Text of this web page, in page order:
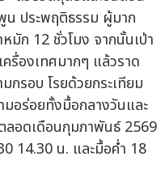
น ประพฤติธรรม ผู้มาก
มัก 12 ชั่วโมง จากนั้นเป่า
รื่องเทศมากๆ แล้วราด
กรอบ โรยด้วยกระเทียม
อร่อยทั้งมื้อกลางวันและ
ลอดเดือนกุมภาพันธ์ 2569
14.30 น. และมื้อค่ำ 18